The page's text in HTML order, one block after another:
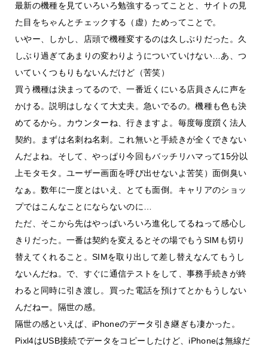
最新の機種を見ていろいろ勉強するってことと、サイトの見
た目をちゃんとチェックする（虚）ためってことで。
いやー、しかし、店頭で機種変するのは久しぶりだった。久
しぶり過ぎてあまりの変わりようについていけない…あ、つ
いていくつもりもないんだけど（苦笑）
買う機種は決まってるので、一番近くにいる店員さんに声を
かける。説明はしなくて大丈夫。急いでるの。機種も色も決
めてるから。カウンターね、行きますよ。毎度毎度躓く法人
契約。まずは名刺ね名刺。これ無いと手続きが全くできない
んだよね。そして、やっぱり今回もバッチリハマって15分以
上モタモタ。ユーザー画面を呼び出せないよ苦笑）面倒臭い
なぁ。数年に一度とはいえ、とても面倒。キャリアのショッ
プではこんなことにならないのに…
ただ、そこから先はやっぱいろいろ進化してるねって感心し
きりだった。一番は契約を変えるとその場でもうSIMも切り
替えてくれること。SIMを取り出して差し替えなんてもうし
ないんだね。で、すぐに通信テストをして、事務手続きが終
わると同時に引き渡し。買った電話を預けてとかもうしない
んだねー。隔世の感。
隔世の感といえば、iPhoneのデータ引き継ぎも凄かった。
Pixl4はUSB接続でデータをコピーしたけど、iPhoneは無線だ